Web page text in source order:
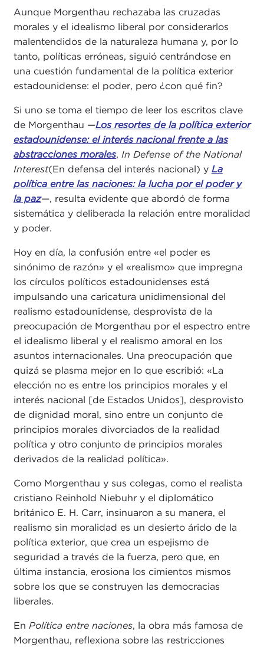
Aunque Morgenthau rechazaba las cruzadas
morales y el idealismo liberal por considerarlos
malentendidos de la naturaleza humana y, por lo
tanto, políticas erróneas, siguió centrándose en
una cuestión fundamental de la política exterior
estadounidense: el poder, pero ¿con qué fin?
Si uno se toma el tiempo de leer los escritos clave
de Morgenthau —Los resortes de la política exterior
estadounidense: el interés nacional frente a las
abstracciones morales, In Defense of the National
Interest(En defensa del interés nacional) y La
política entre las naciones: la lucha por el poder y
la paz—, resulta evidente que abordó de forma
sistemática y deliberada la relación entre moralidad
y poder.
Hoy en día, la confusión entre «el poder es
sinónimo de razón» y el «realismo» que impregna
los círculos políticos estadounidenses está
impulsando una caricatura unidimensional del
realismo estadounidense, desprovista de la
preocupación de Morgenthau por el espectro entre
el idealismo liberal y el realismo amoral en los
asuntos internacionales. Una preocupación que
quizá se plasma mejor en lo que escribió: «La
elección no es entre los principios morales y el
interés nacional [de Estados Unidos], desprovisto
de dignidad moral, sino entre un conjunto de
principios morales divorciados de la realidad
política y otro conjunto de principios morales
derivados de la realidad política».
Como Morgenthau y sus colegas, como el realista
cristiano Reinhold Niebuhr y el diplomático
británico E. H. Carr, insinuaron a su manera, el
realismo sin moralidad es un desierto árido de la
política exterior, que crea un espejismo de
seguridad a través de la fuerza, pero que, en
última instancia, erosiona los cimientos mismos
sobre los que se construyen las democracias
liberales.
En Política entre naciones, la obra más famosa de
Morgenthau, reflexiona sobre las restricciones